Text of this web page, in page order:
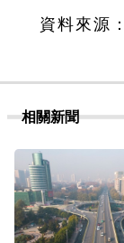
資料來源
相關新聞